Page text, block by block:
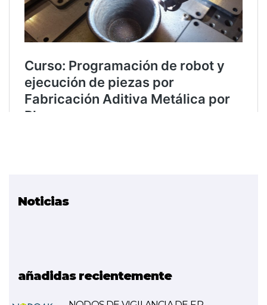
Noticias
añadidas recientemente